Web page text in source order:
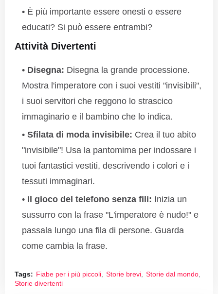
È più importante essere onesti o essere
educati? Si può essere entrambi?
Attività Divertenti
Disegna: Disegna la grande processione.
Mostra l'imperatore con i suoi vestiti "invisibili",
i suoi servitori che reggono lo strascico
immaginario e il bambino che lo indica.
Sfilata di moda invisibile: Crea il tuo abito
"invisibile"! Usa la pantomima per indossare i
tuoi fantastici vestiti, descrivendo i colori e i
tessuti immaginari.
Il gioco del telefono senza fili: Inizia un
sussurro con la frase "L'imperatore è nudo!" e
passala lungo una fila di persone. Guarda
come cambia la frase.
Tags: Fiabe per i più piccoli Storie brevi
Storie dal mondo
Storie divertenti